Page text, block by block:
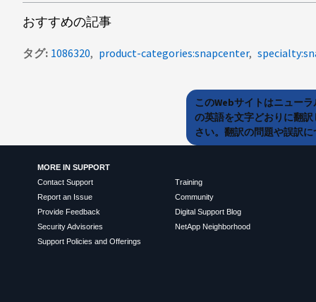
おすすめの記事
タグ 1086320 product-categories:snapcenter
このWebサイトはニュー
の英語を文字どおりに翻
さい。翻訳の問題や誤訳
MORE IN SUPPORT
Contact Support
Report an Issue
Provide Feedback
Security Advisories
Support Policies and Offerings
Training
Community
Digital Support Blog
NetApp Neighborhood